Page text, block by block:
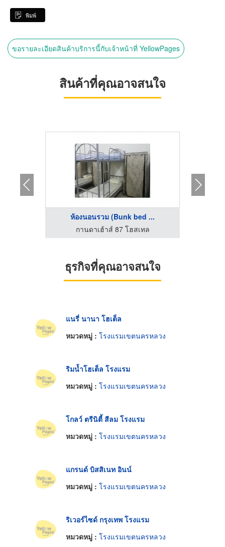
พิมพ์
ขอรายละเอียดสินค้าบริการนี้กับเจ้าหน้าที่ YellowPages
สินค้าที่คุณอาจสนใจ
ห้องนอนรวม (Bunk bed ...
กานดาเฮ้าส์ 87 โฮสเทล
ธุรกิจที่คุณอาจสนใจ
แนรี่ นานา โฮเต็ล
หมวดหมู่ : โรงแรมเขตนครหลวง
ริมน้ำโฮเต็ล โรงแรม
หมวดหมู่ : โรงแรมเขตนครหลวง
โกลว์ ตรีนิตี้ สีลม โรงแรม
หมวดหมู่ : โรงแรมเขตนครหลวง
แกรนด์ บิสสิเนท อินน์
หมวดหมู่ : โรงแรมเขตนครหลวง
ริเวอร์ไซด์ กรุงเทพ โรงแรม
หมวดหมู่ : โรงแรมเขตนครหลวง